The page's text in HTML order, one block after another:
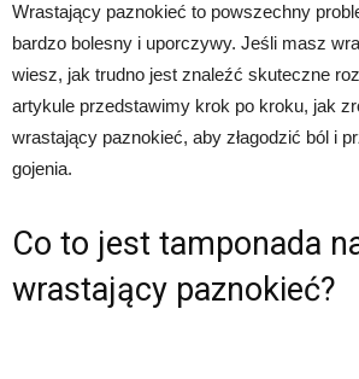
Wrastający paznokieć to powszechny
bardzo bolesny i uporczywy. Jeśli masz
wiesz, jak trudno jest znaleźć skuteczne
artykule przedstawimy krok po kroku, jak
wrastający paznokieć, aby złagodzić ból i
gojenia.
Co to jest tamponada
wrastający paznokieć?